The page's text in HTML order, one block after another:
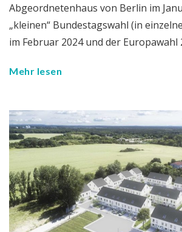
Abgeordnetenhaus von Berlin im
„kleinen“ Bundestagswahl (in
im Februar 2024 und der Europawahl
Mehr lesen